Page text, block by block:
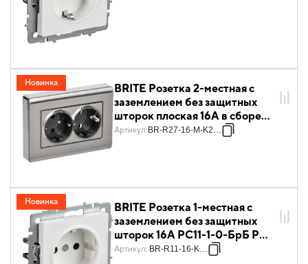
BRITE Розетка 2-местная с
заземлением без защитных
шторок плоская 16А в сборе
РСПл12-3-БрГН металл хром/
Артикул: BR-R27-16-M-K23-F
Новинка
BRITE Розетка 1-местная с
заземлением без защитных
шторок 16А РС11-1-0-БрБ РФ
белый IEK
Артикул: BR-R11-16-K011
Новинка